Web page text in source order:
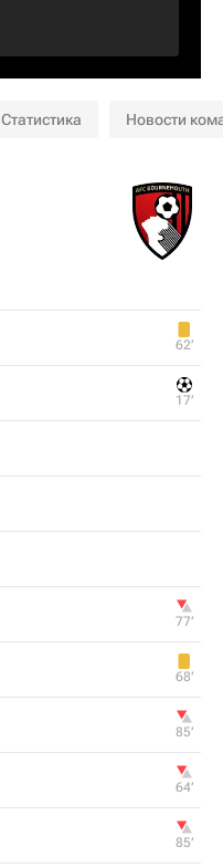
Статистика Новости
62‎’‎
17‎’‎
77‎’‎
68‎’‎
85‎’‎
64‎’‎
85‎’‎